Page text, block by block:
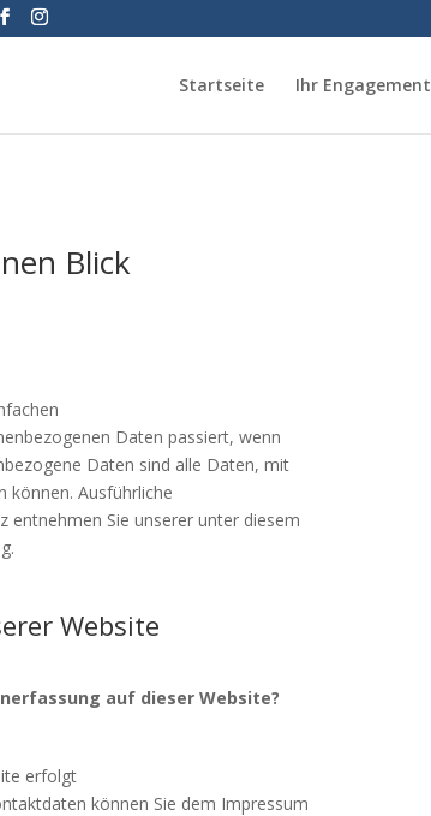
Startseite Ihr Engagement
Blick
Daten passiert, wenn
Daten sind alle Daten, mit
können. Ausführliche
Sie unserer unter diesem
Website
auf dieser Website?
erfolgt
können Sie dem Impressum